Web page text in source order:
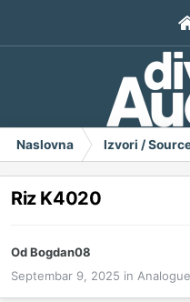
Naslovna Izvori /
Riz K4020
OdBogdan08
Septembar 9, 2025 in Analogue